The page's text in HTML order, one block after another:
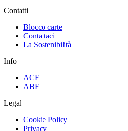
Contatti
Blocco carte
Contattaci
La Sostenibilità
Info
ACF
ABF
Legal
Cookie Policy
Privacy